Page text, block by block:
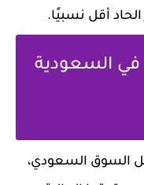
أقل نسبيًا.
السعودية
السوق السعودي،